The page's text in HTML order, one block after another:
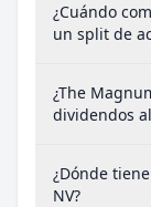
¿Cuándo
un split de
¿The
dividendos
¿Dónde
NV?